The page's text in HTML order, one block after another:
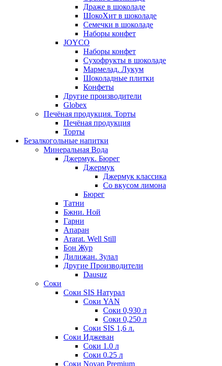
Драже в шоколаде
ШокоХит в шоколаде
Семечки в шоколаде
Наборы конфет
JOYCO
Наборы конфет
Сухофрукты в шоколаде
Мармелад. Лукум
Шоколадные плитки
Конфеты
Другие производители
Globex
Печёная продукция. Торты
Печёная продукция
Торты
Безалкогольные напитки
Минеральная Вода
Джермук. Бюрег
Джермук
Джермук классика
Со вкусом лимона
Бюрег
Татни
Бжни. Ной
Гарни
Апаран
Ararat. Well Still
Бон Жур
Дилижан. Зулал
Другие Производители
Dausuz
Соки
Соки SIS Натурал
Соки YAN
Соки 0,930 л
Соки 0,250 л
Соки SIS 1,6 л.
Соки Иджеван
Соки 1.0 л
Соки 0.25 л
Соки Noyan Premium